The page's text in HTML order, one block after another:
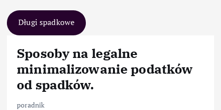
Długi spadkowe
Sposoby na legalne
minimalizowanie podatków
od spadków.
poradnik